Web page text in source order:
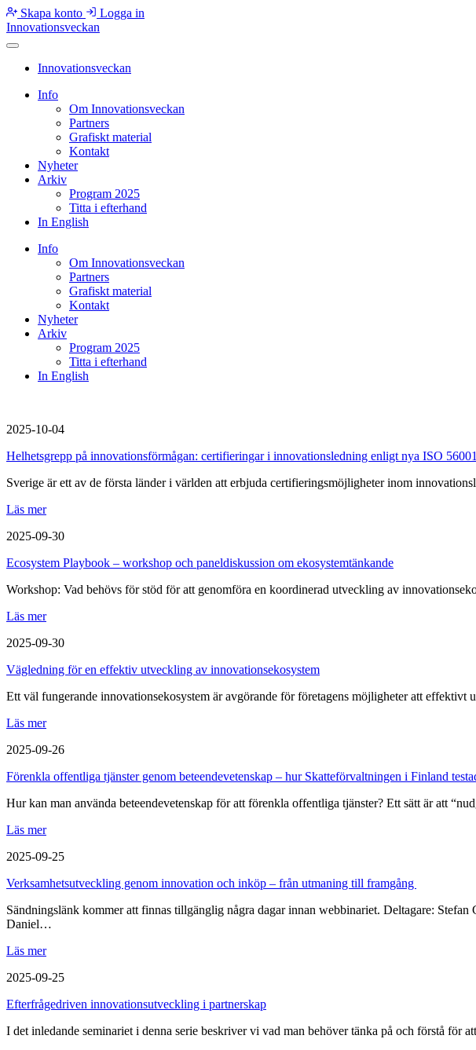
Skapa konto
Logga in
Innovationsveckan
Innovationsveckan
Info
Om Innovationsveckan
Partners
Grafiskt material
Kontakt
Nyheter
Arkiv
Program 2025
Titta i efterhand
In English
Info
Om Innovationsveckan
Partners
Grafiskt material
Kontakt
Nyheter
Arkiv
Program 2025
Titta i efterhand
In English
2025-10-04
Helhetsgrepp på innovationsförmågan: certifieringar i innovationsledning enligt nya ISO 56001
Sverige är ett av de första länder i världen att erbjuda certifieringsmöjligheter inom
Läs mer
2025-09-30
Ecosystem Playbook – workshop och paneldiskussion om ekosystemtänkande
Workshop: Vad behövs för stöd för att genomföra en koordinerad utveckling av
Läs mer
2025-09-30
Vägledning för en effektiv utveckling av innovationsekosystem
Ett väl fungerande innovationsekosystem är avgörande för företagens möjligheter att
Läs mer
2025-09-26
Förenkla offentliga tjänster genom beteendevetenskap – hur Skatteförvaltningen i Finland
Hur kan man använda beteendevetenskap för att förenkla offentliga tjänster? Ett sätt är att
Läs mer
2025-09-25
Verksamhetsutveckling genom innovation och inköp – från utmaning till framgång
Sändningslänk kommer att finnas tillgänglig några dagar innan webbinariet. Deltagare:
Daniel…
Läs mer
2025-09-25
Efterfrågedriven innovationsutveckling i partnerskap
I det inledande seminariet i denna serie beskriver vi vad man behöver tänka på och förstå för